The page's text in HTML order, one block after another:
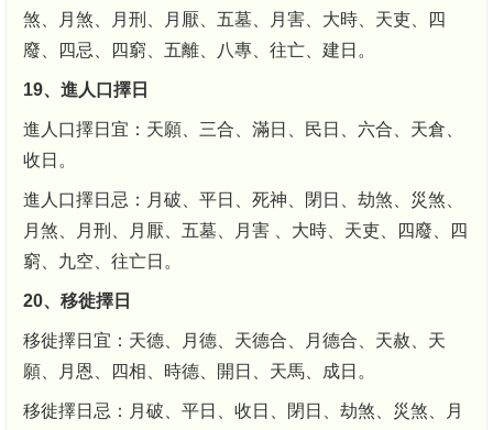
煞、月煞、月刑、月厭、五墓、月害、大時、天吏、四
廢、四忌、四窮、五離、八專、往亡、建日。
19、進人口擇日
進人口擇日宜：天願、三合、滿日、民日、六合、天倉、
收日。
進人口擇日忌：月破、平日、死神、閉日、劫煞、災煞、
月煞、月刑、月厭、五墓、月害 、大時、天吏、四廢、四
窮、九空、往亡日。
20、移徙擇日
移徙擇日宜：天德、月德、天德合、月德合、天赦、天
願、月恩、四相、時德、開日、天馬、成日。
移徙擇日忌：月破、平日、收日、閉日、劫煞、災煞、月